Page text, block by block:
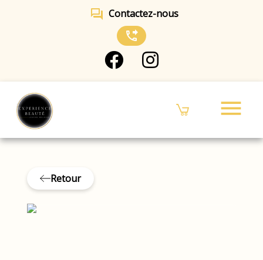
forum Contactez-nous
phone_forwarded
menu
Retour